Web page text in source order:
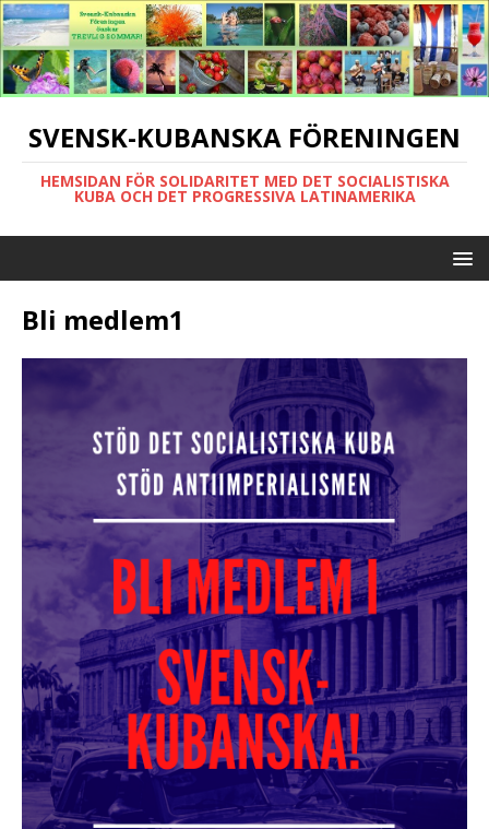
SVENSK-KUBANSKA FÖRENINGEN
HEMSIDAN FÖR SOLIDARITET MED DET SOCIALISTISKA
KUBA OCH DET PROGRESSIVA LATINAMERIKA
Bli medlem1